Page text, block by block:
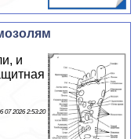
и
07 2026 2:53:20